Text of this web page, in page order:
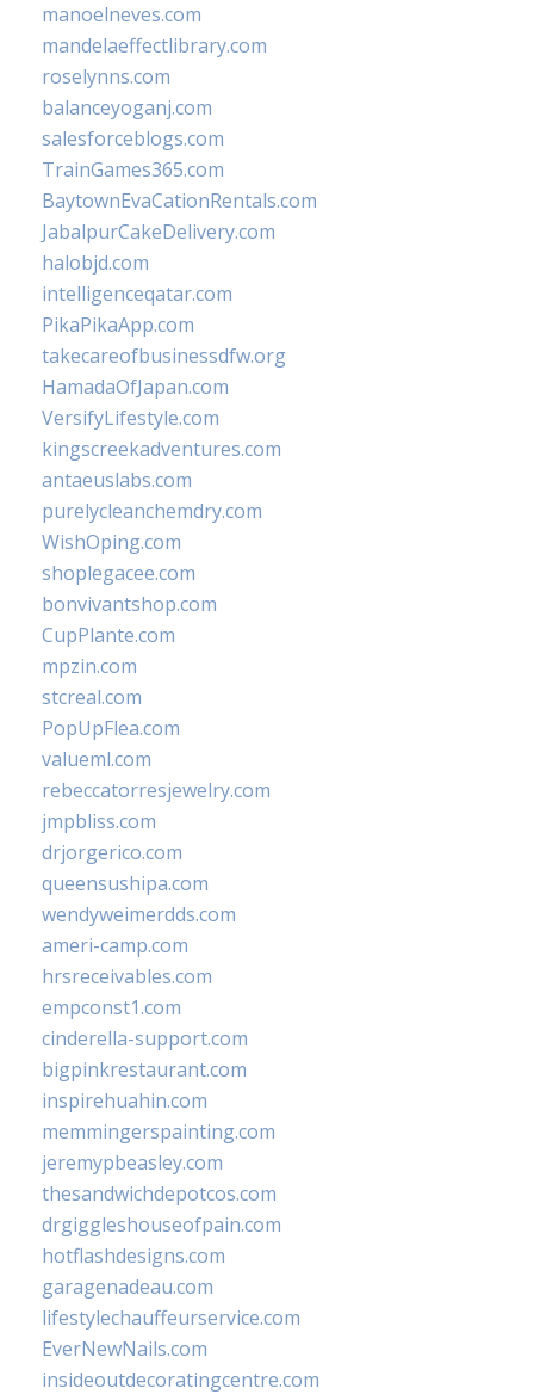
manoelneves.com
mandelaeffectlibrary.com
roselynns.com
balanceyoganj.com
salesforceblogs.com
TrainGames365.com
BaytownEvaCationRentals.com
JabalpurCakeDelivery.com
halobjd.com
intelligenceqatar.com
PikaPikaApp.com
takecareofbusinessdfw.org
HamadaOfJapan.com
VersifyLifestyle.com
kingscreekadventures.com
antaeuslabs.com
purelycleanchemdry.com
WishOping.com
shoplegacee.com
bonvivantshop.com
CupPlante.com
mpzin.com
stcreal.com
PopUpFlea.com
valueml.com
rebeccatorresjewelry.com
jmpbliss.com
drjorgerico.com
queensushipa.com
wendyweimerdds.com
ameri-camp.com
hrsreceivables.com
empconst1.com
cinderella-support.com
bigpinkrestaurant.com
inspirehuahin.com
memmingerspainting.com
jeremypbeasley.com
thesandwichdepotcos.com
drgiggleshouseofpain.com
hotflashdesigns.com
garagenadeau.com
lifestylechauffeurservice.com
EverNewNails.com
insideoutdecoratingcentre.com